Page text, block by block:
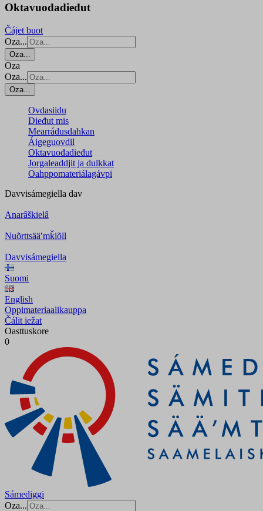
Oktavuođadieđut
Čájet buot
Oza...
Oza...
Oza
Oza...
Oza...
Ovdasiidu
Dieđut mis
Mearrádusdahkan
Áigeguovdil
Oktavuođadieđut
Jorgaleaddjit ja dulkkat
Oahppomateriálagávpi
Davvisámegiella dav
Anarâškielâ
Nuõrttsääʹmǩiõll
Davvisámegiella
Suomi
English
Oppimateriaalikauppa
Čálit iežat
Oasttuskore
0
Sámediggi
Oza...